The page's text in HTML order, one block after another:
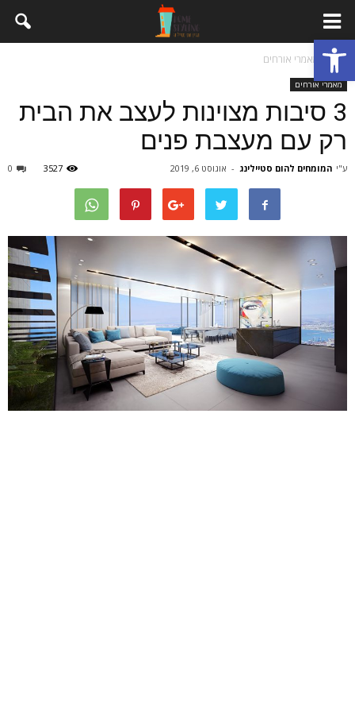
פתח סרגל נגישות
בית מאמרי אורחים
מאמרי אורחים
3 סיבות מצוינות לעצב את הבית
רק עם מעצבת פנים
ע"י המומחים להום סטיילינג - אוגוסט 6, 2019 0 3527